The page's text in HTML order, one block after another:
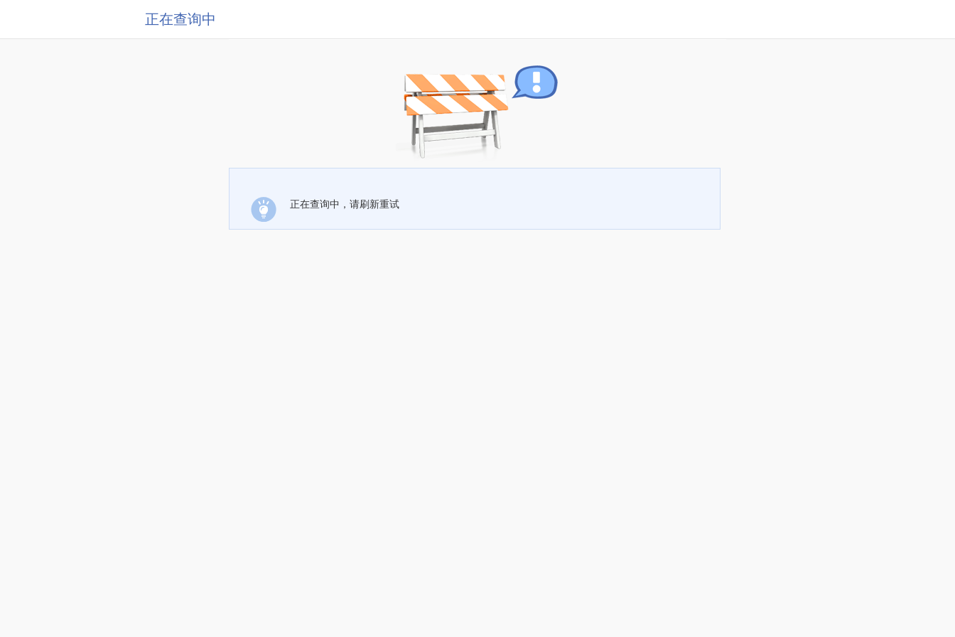
正在查询中
正在查询中，请刷新重试